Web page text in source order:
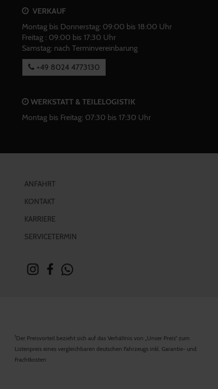
VERKAUF
Montag bis Donnerstag: 09:00 bis 18:00 Uhr
Freitag : 09:00 bis 17:30 Uhr
Samstag: nach Terminvereinbarung
+49 8024 4773130
WERKSTATT & TEILELOGISTIK
Montag bis Freitag: 07:30 bis 17:30 Uhr
ANFAHRT
KONTAKT
KARRIERE
SERVICETERMIN
1Der Preisvorteil bezieht sich auf das Verhältnis von „Unser Preis“ zum
Listenpreis eines vergleichbaren deutschen Fahrzeugs inkl. Garantie- und
Frachtkosten